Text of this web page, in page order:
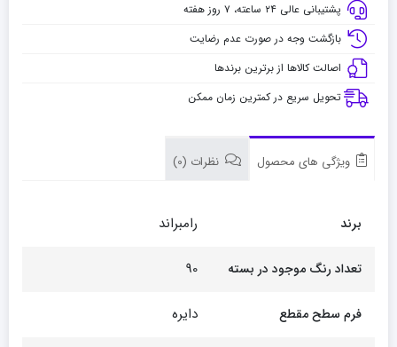
پشتیبانی عالی ۲۴ ساعته، ۷ روز هفته
بازگشت وجه در صورت عدم رضایت
اصالت کالاها از برترین برندها
تحویل سریع در کمترین زمان ممکن
ویژگی های محصول نظرات (0)
برند رامبراند
تعداد رنگ موجود در بسته 90
فرم سطح مقطع دایره